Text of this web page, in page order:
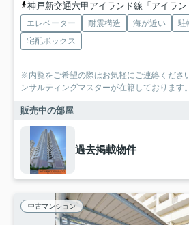
神戸新交通六甲アイランド線「アイラ
エレベーター 耐震構造 海が近い 駐
宅配ボックス
※内覧をご希望の際はお気軽にご連絡ください。 弊社には公認不動
ンサルティングマスターが在籍しております
販売中の部屋
過去掲載物件
中古マンション